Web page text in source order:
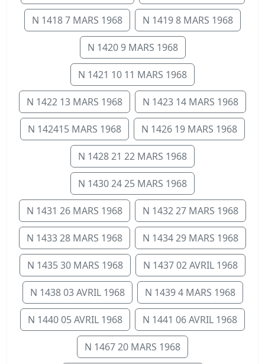
N 1418 7 MARS 1968 N 1419 8 MARS 1968
N 1420 9 MARS 1968
N 1421 10 11 MARS 1968
N 1422 13 MARS 1968 N 1423 14 MARS 1968
N 142415 MARS 1968 N 1426 19 MARS 1968
N 1428 21 22 MARS 1968
N 1430 24 25 MARS 1968
N 1431 26 MARS 1968 N 1432 27 MARS 1968
N 1433 28 MARS 1968 N 1434 29 MARS 1968
N 1435 30 MARS 1968 N 1437 02 AVRIL 1968
N 1438 03 AVRIL 1968 N 1439 4 MARS 1968
N 1440 05 AVRIL 1968 N 1441 06 AVRIL 1968
N 1467 20 MARS 1968